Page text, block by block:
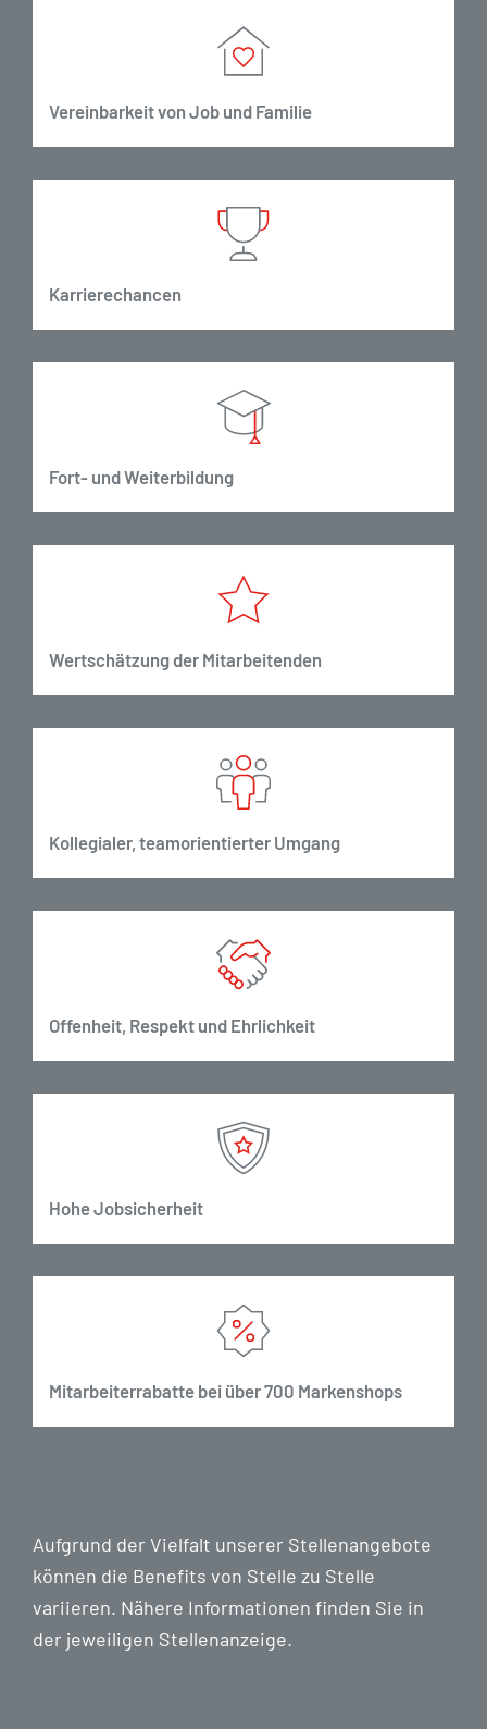
Vereinbarkeit von Job und Familie
Karrierechancen
Fort- und Weiterbildung
Wertschätzung der Mitarbeitenden
Kollegialer, teamorientierter Umgang
Offenheit, Respekt und Ehrlichkeit
Hohe Jobsicherheit
Mitarbeiterrabatte bei über 700 Markenshops
Aufgrund der Vielfalt unserer Stellenangebote
können die Benefits von Stelle zu Stelle
variieren. Nähere Informationen finden Sie in
der jeweiligen Stellenanzeige.